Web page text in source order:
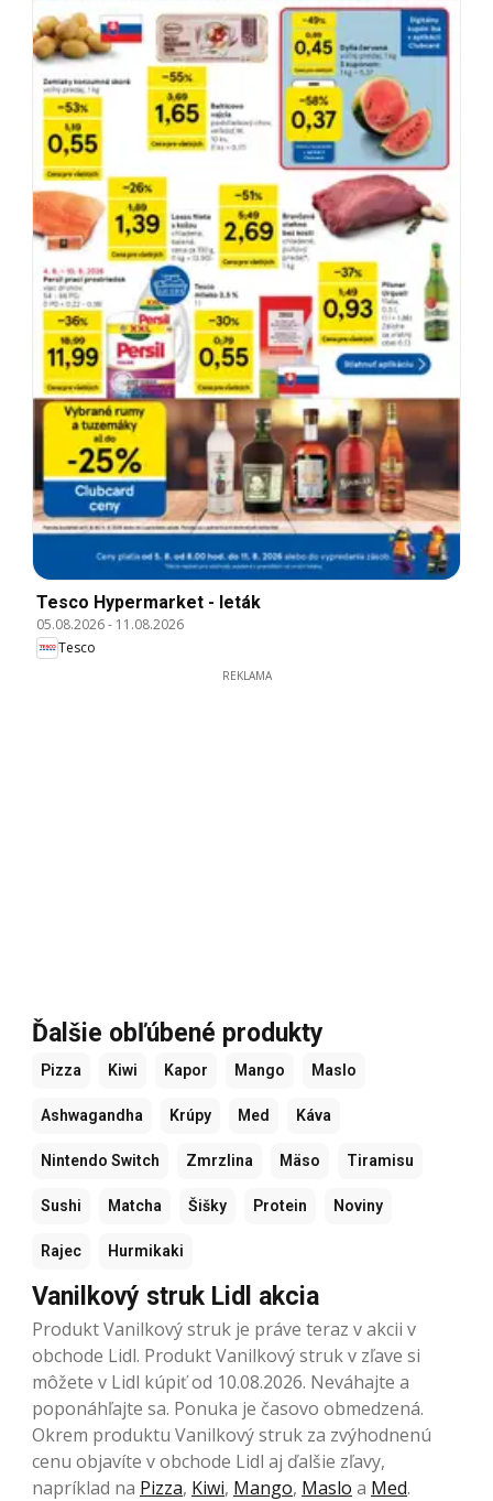
Tesco Hypermarket - leták
05.08.2026- 11.08.2026
Tesco
REKLAMA
Ďalšie obľúbené produkty
Pizza Kiwi Kapor Mango Maslo
Ashwagandha Krúpy Med Káva
Nintendo Switch Zmrzlina Mäso Tiramisu
Sushi Matcha Šišky Protein Noviny
Rajec Hurmikaki
Vanilkový struk Lidl akcia
Produkt Vanilkový struk je práve teraz v akcii v
obchode Lidl. Produkt Vanilkový struk v zľave si
môžete v Lidl kúpiť od 10.08.2026. Neváhajte a
poponáhľajte sa. Ponuka je časovo obmedzená.
Okrem produktu Vanilkový struk za zvýhodnenú
cenu objavíte v obchode Lidl aj ďalšie zľavy,
napríklad na Pizza, Kiwi, Mango, Maslo a Med.